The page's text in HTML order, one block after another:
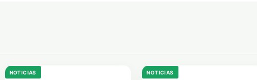
NOTICIAS NOTICIAS